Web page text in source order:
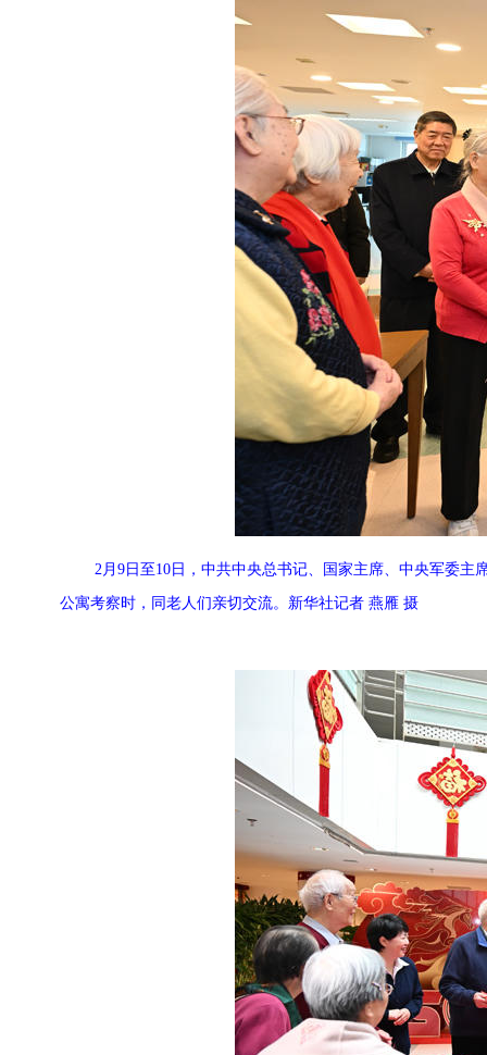
2月9日至10日，中共中央总书记、国家主席、中央军委
公寓考察时，同老人们亲切交流。新华社记者 燕雁 摄